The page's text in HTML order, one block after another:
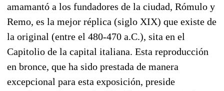
amamantó a los fundadores de la ciudad, Rómulo y
Remo, es la mejor réplica (siglo XIX) que existe de
la original (entre el 480-470 a.C.), sita en el
Capitolio de la capital italiana. Esta reproducción
en bronce, que ha sido prestada de manera
excepcional para esta exposición, preside